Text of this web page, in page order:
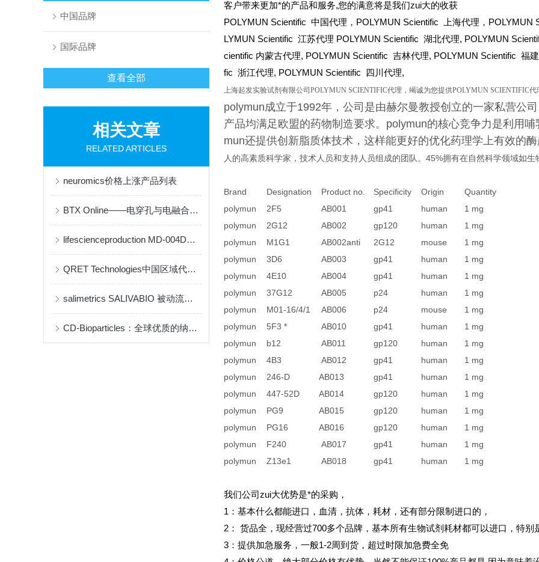
中国品牌
国际品牌
查看全部
相关文章
RELATED ARTICLES
neuromics价格上涨产品列表
BTX Online——电穿孔与电融合技术的先锋品牌
lifescienceproduction MD-004D说明书
QRET Technologies中国区域代理商及品牌介绍(qrettech特约代理)
salimetrics ​SALIVABIO 被动流口水法
CD-Bioparticles：全球优质的纳米药物递送与生物材料研发平台
客户带来更加*的产品和服务,您的满意将是我们zui大的收获
POLYMUN Scientific 中国代理，POLYMUN Scientific 上海代理，
LYMUN Scientific 江苏代理 POLYMUN Scientific 湖北代理, POLYMUN
cientific 内蒙古代理, POLYMUN Scientific 吉林代理, POLYMUN Scientific 福
fic 浙江代理, POLYMUN Scientific 四川代理,
上海起发实验试剂有限公司 POLYMUN SCIENTIFIC代理，竭诚为您提供POLYMUN SCIENTIFIC代
polymun成立于1992年，公司是由赫尔曼教授创立的一家私营公
产品均满足欧盟的药物制造要求。polymun的核心竞争力是利用
mun还提供创新脂质体技术，这样能更好的优化药理学上有效的
人的高素质科学家 ， 技术人员和支持人员组成的团队 。 45%拥有在自然科学领域如生
Brand Designation Product no. Specificity Origin
Quantity
polymun
2F5 AB001 gp41 human
1 mg
polymun
2G12 AB002 gp120 human
1 mg
polymun
M1G1 AB002anti 2G12 mouse
1 mg
polymun
3D6 AB003 gp41 human
1 mg
polymun
4E10 AB004 gp41 human
1 mg
polymun
37G12 AB005 p24 human
1 mg
polymun
M01-16/4/1 AB006 p24 mouse
1 mg
polymun
5F3 * AB010 gp41 human
1 mg
polymun
b12 AB011 gp120 human
1 mg
polymun
4B3 AB012 gp41 human
1 mg
polymun
246-D AB013 gp41 human
1 mg
polymun
447-52D AB014 gp120 human
1 mg
polymun
PG9 AB015 gp120 human
1 mg
polymun
PG16 AB016 gp120 human
1 mg
polymun
F240 AB017 gp41 human
1 mg
polymun
Z13e1 AB018 gp41 human 1 mg
我们公司zui大优势是*的采购，
1 ：基本什么都能进口，血清，抗体，耗材，还有部分限制进口的，
2 ：
货品全，现经营过700多个品牌，基本所有生物试剂耗材都可以进口，特别
3 ：提供加急服务，一般1-2周到货，超过时限加急费全免